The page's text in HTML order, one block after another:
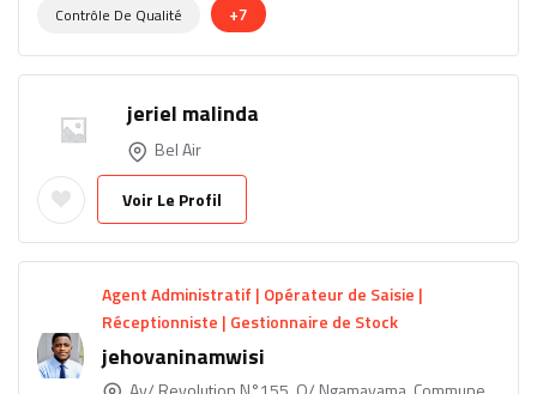
Contrôle De Qualité
+7
jeriel malinda
Bel Air
Voir Le Profil
Agent Administratif | Opérateur de Saisie |
Réceptionniste | Gestionnaire de Stock
jehovaninamwisi